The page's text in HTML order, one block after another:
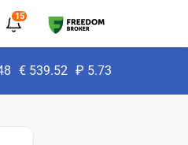
15
€ 539.52 ₽ 5.73